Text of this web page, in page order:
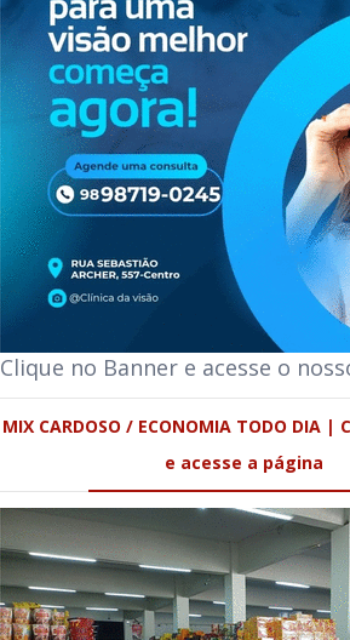
Clique no Banner e acesse o
MIX CARDOSO / ECONOMIA TODO DIA
e acesse a página